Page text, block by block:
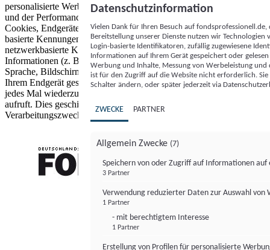
personalisierte Werbung und Inhalte, Messung von Werbeleistung
und der Performance von Inhalten sowie Zielgruppenforschung.
Cookies, Endgeräte- oder ähnliche Online-Kennungen (z. B. login-
basierte Kennungen, zufällig generierte Kennungen,
netzwerkbasierte Kennungen) können zusammen mit anderen
Informationen (z. B. Browsertyp und Browserinformationen,
Sprache, Bildschirmgröße, unterstützte Technologien usw.) auf
Ihrem Endgerät gespeichert oder von dort ausgelesen werden, um es
jedes Mal wiederzuerkennen, wenn es eine App oder einer Webseite
aufruft. Dies geschieht für einen oder mehrere der hier aufgeführten
Verarbeitungszwecke.
Datenschutzinformation
Vielen Dank für Ihren Besuch auf
Bereitstellung unserer Dienste nutzen wir Technologien
Login-basierte Identifikatoren, zufällig zugewiesene
Informationen auf Ihrem Gerät gespeichert oder
Werbung und Inhalte, Messung von Werbeleistung
ist für den Zugriff auf die Website nicht erforderlich.
Schalter ändern, oder später jederzeit via
ZWECKE PARTNER
Allgemein Zwecke (7)
Speichern von oder Zugriff auf Informationen auf
3 Partner
Verwendung reduzierter Daten zur Auswahl von
1 Partner
- mit berechtigtem Interesse
1 Partner
Erstellung von Profilen für personalisierte
FONDS professionell